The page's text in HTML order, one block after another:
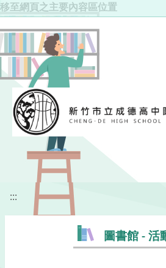
移至網頁之主要內容區位置
:::
圖書館 - 活